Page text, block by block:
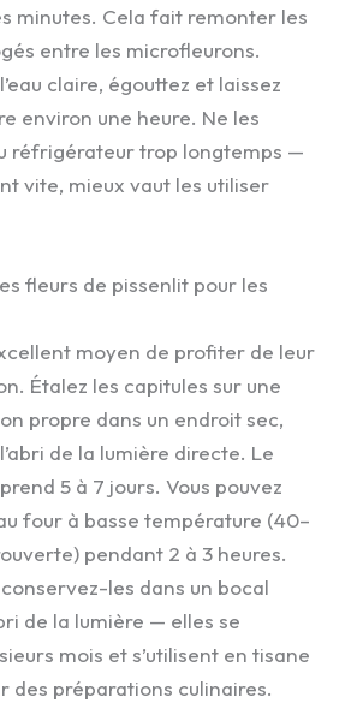
minutes. Cela fait remonter les
entre les microfleurons.
claire, égouttez et laissez
environ une heure. Ne les
réfrigérateur trop longtemps —
vite, mieux vaut les utiliser
fleurs de pissenlit pour les
moyen de profiter de leur
Étalez les capitules sur une
propre dans un endroit sec,
de la lumière directe. Le
5 à 7 jours. Vous pouvez
four à basse température (40–
pendant 2 à 3 heures.
les dans un bocal
de la lumière — elles se
mois et s’utilisent en tisane
des préparations culinaires.